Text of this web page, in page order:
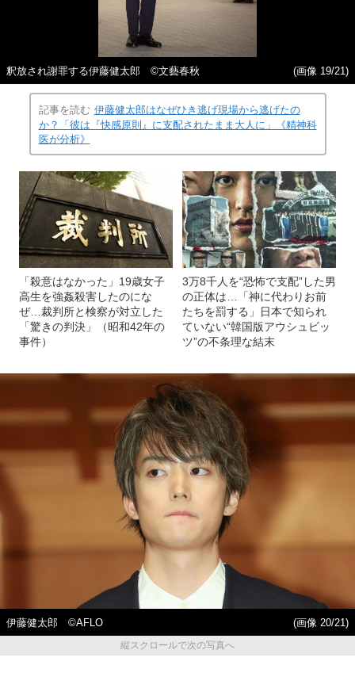
釈放され謝罪する伊藤健太郎 ©文藝春秋 (画像 19/21)
記事を読む 伊藤健太郎はなぜひき逃げ現場から逃げたの
か？「彼は『快感原則』に支配されたまま大人に」《精神科
医が分析》
「殺意はなかった」19歳女子
高生を強姦殺害したのにな
ぜ…裁判所と検察が対立した
「驚きの判決」（昭和42年の
事件）
3万8千人を“恐怖で支配”した男
の正体は…「神に代わりお前
たちを罰する」日本で知られ
ていない“韓国版アウシュビッ
ツ”の不条理な結末
伊藤健太郎 ©AFLO
(画像 20/21)
縦スクロールで次の写真へ